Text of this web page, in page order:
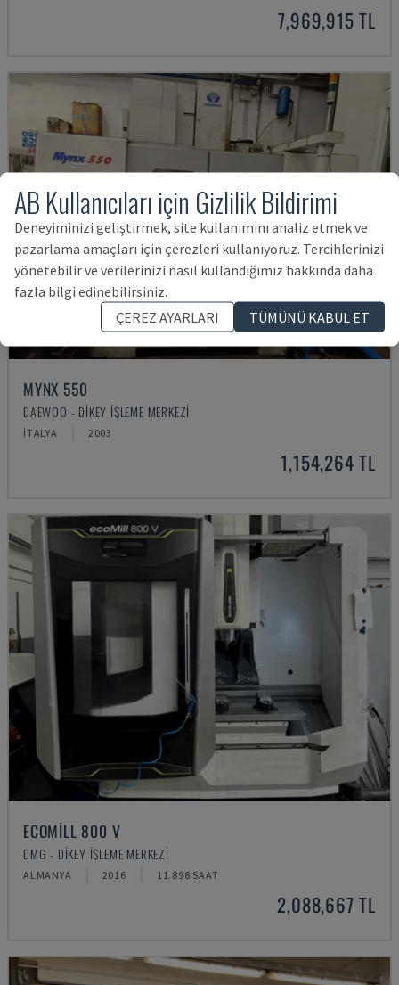
7,969,915 TL
MYNX 550
DAEWOO - DIKEY İŞLEME MERKEZI
İTALYA 2003
1,154,264 TL
ECOMILL 800 V
DMG - DIKEY İŞLEME MERKEZI
ALMANYA 2016 11.898 SAAT
2,088,667 TL
AB Kullanıcıları için Gizlilik Bildirimi
Deneyiminizi geliştirmek, site kullanımını analiz etmek ve
pazarlama amaçları için çerezleri kullanıyoruz. Tercihlerinizi
yönetebilir ve verilerinizi nasıl kullandığımız hakkında daha
fazla bilgi edinebilirsiniz.
ÇEREZ AYARLARI
TÜMÜNÜ KABUL ET